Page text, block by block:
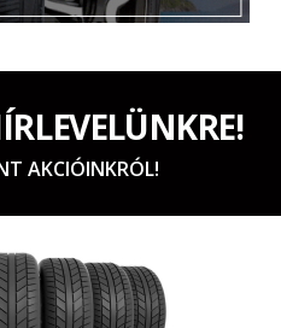
AKCIÓINKRÓL!